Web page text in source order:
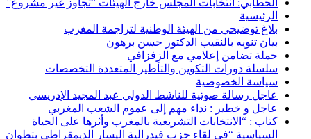
الرئيسية
بلاغ توضيحي من الهيئة الوطنية لتراجمة المغرب
بيان تنويه بالنقيب الدكتور حسن برهون
حملة تضامن إعلامي مع الزفزافي
سلسلة دورات التكوين والتأطير المتعددة التخصصات
سياسة الخصوصية
عاجل رسالة صوتية للناشط الدولي عبد المجيد الإدريسي
عاجل و خطير : نداء مهم إلى عموم الشعب المغربي
كتاب : “الانتخابات التشريعية بالمغرب وأثرها على الحياة
السياسية “في لقاء حزب فيدرالية اليسار الديمقراطي بتطوان